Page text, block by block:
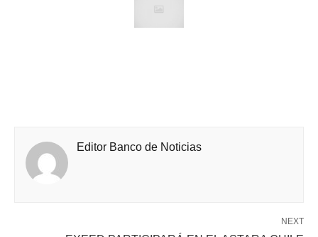
Editor Banco de Noticias
NEXT